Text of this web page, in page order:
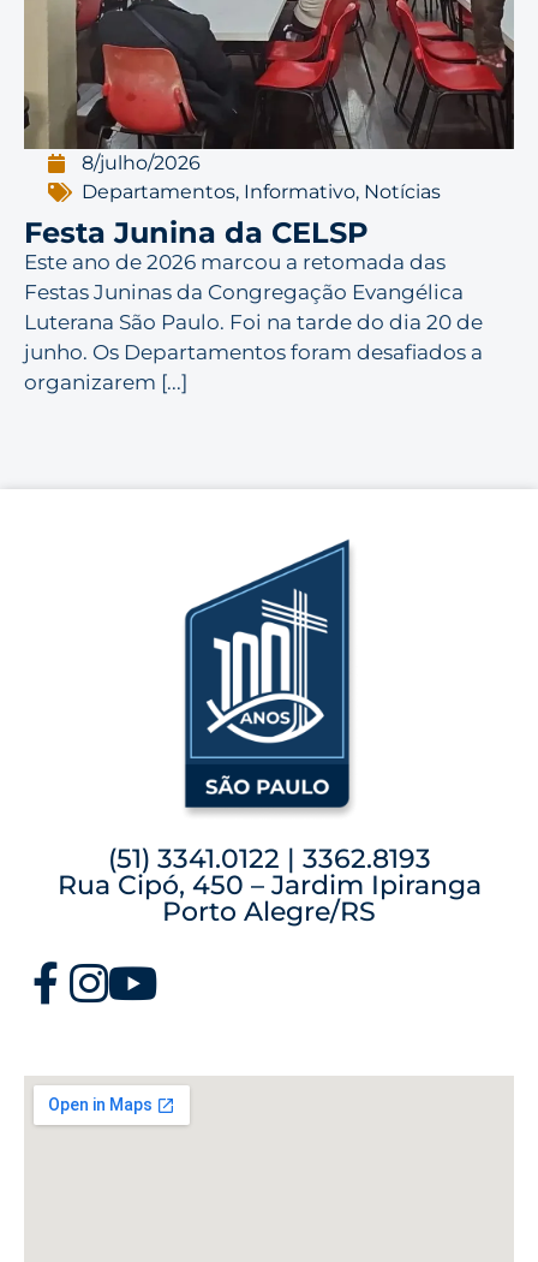
8/julho/2026
Departamentos, Informativo, Notícias
Festa Junina da CELSP
Este ano de 2026 marcou a retomada das
Festas Juninas da Congregação Evangélica
Luterana São Paulo. Foi na tarde do dia 20 de
junho. Os Departamentos foram desafiados a
organizarem [...]
(51) 3341.0122 | 3362.8193
Rua Cipó, 450 – Jardim Ipiranga
Porto Alegre/RS